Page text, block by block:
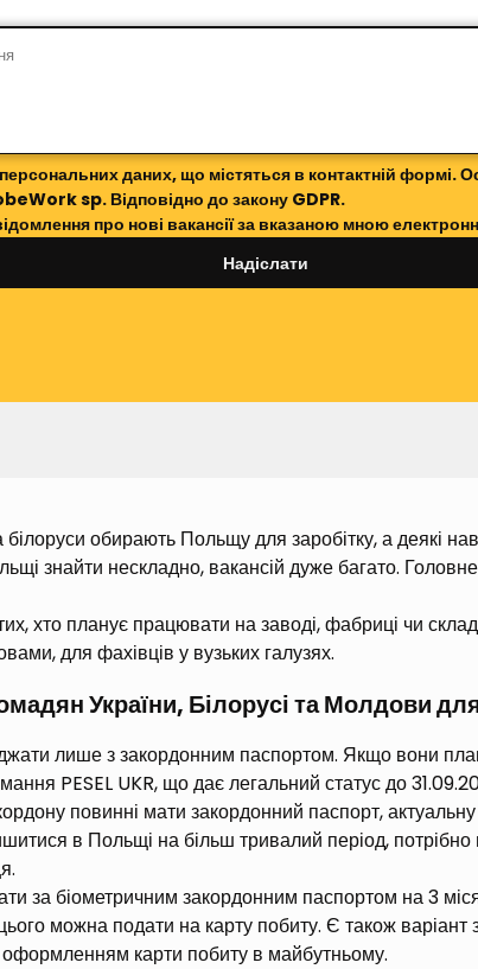
даних, що містяться в контактній формі.
sp. Відповідно до закону GDPR.
про нові вакансії за вказаною мною
Надіслати
обирають Польщу для заробітку, а деякі
знайти нескладно, вакансій дуже багато.
хто планує працювати на заводі, фабриці чи
для фахівців у вузьких галузях.
України, Білорусі та Молдови
лише з закордонним паспортом. Якщо вони
PESEL UKR, що дає легальний статус до
повинні мати закордонний паспорт, актуальну
в Польщі на більш тривалий період, потрібно
за біометричним закордонним паспортом на 3
можна подати на карту побиту. Є також варіант
карти побиту в майбутньому.